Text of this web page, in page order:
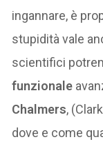
ingannare, è
stupidità vale
scientifici
funzionale
Chalmers,
dove e come